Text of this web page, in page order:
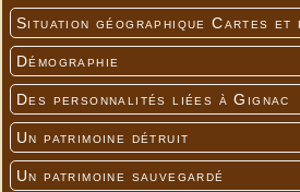
Situation géographique Cartes et
Démographie
Des personnalités liées à Gignac
Un patrimoine détruit
Un patrimoine sauvegardé